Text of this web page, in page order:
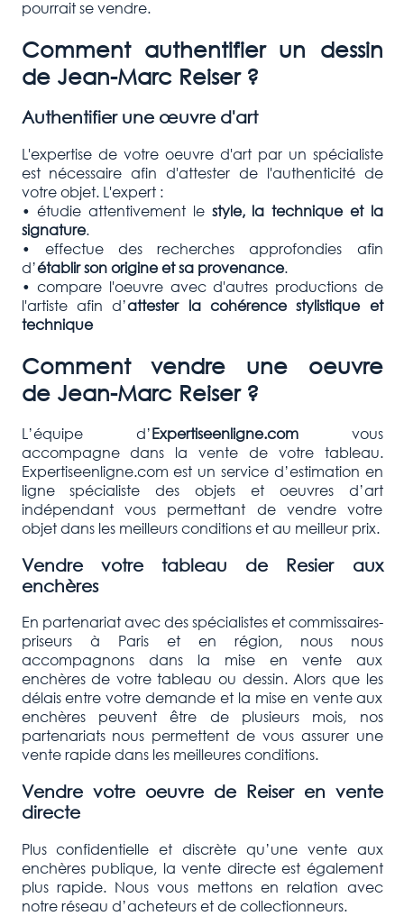
pourrait se vendre.
Comment authentifier un dessin
de Jean-Marc Reiser?
Authentifier une œuvre d'art
L'expertise de votre oeuvre d'art par un spécialiste
est nécessaire afin d'attester de l'authenticité de
votre objet. L'expert :
• étudie attentivement lestyle, la technique et la
signature.
• effectue des recherches approfondies afin
d’établir son origine et sa provenance.
• compare l'oeuvre avec d'autres productions de
l'artiste afin d’attester la cohérence stylistique et
technique
Comment vendre une oeuvre
de Jean-Marc Reiser ?
L’équipe d’Expertiseenligne.comvous
accompagne dans la vente de votre tableau.
Expertiseenligne.com est un service d’estimation en
ligne spécialiste des objets et oeuvres d’art
indépendant vous permettant de vendre votre
objet dans les meilleurs conditions et au meilleur prix.
Vendre votre tableau de Resier
aux
enchères
En partenariat avec des spécialistes et commissaires-
priseurs à Paris et en région, nous nous
accompagnons dans la mise en vente aux
enchères de votre tableau ou dessin. Alors que les
délais entre votre demande et la mise en vente aux
enchères peuvent être de plusieurs mois, nos
partenariats nous permettent de vous assurer une
vente rapide dans les meilleures conditions.
Vendre votre oeuvre de Reiser en vente
directe
Plus confidentielle et discrète qu’une vente aux
enchères publique, la vente directe est également
plus rapide. Nous vous mettons en relation avec
notre réseau d’acheteurs et de collectionneurs.